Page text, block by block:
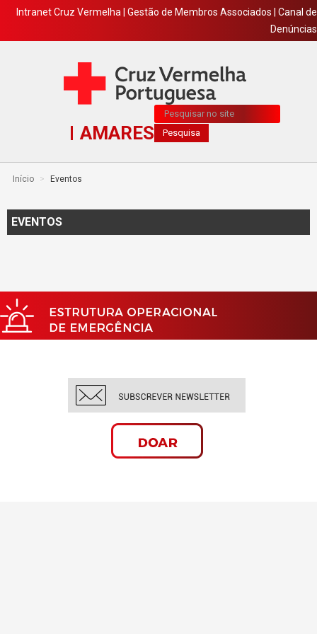
Intranet Cruz Vermelha Gestão de Membros Associados
Canal de
Denúncias
AMARES
Pesquisa...
Pesquisa
Início > Eventos
EVENTOS